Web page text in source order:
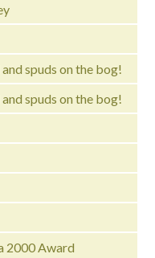
spuds on the bog!
spuds on the bog!
2000 Award